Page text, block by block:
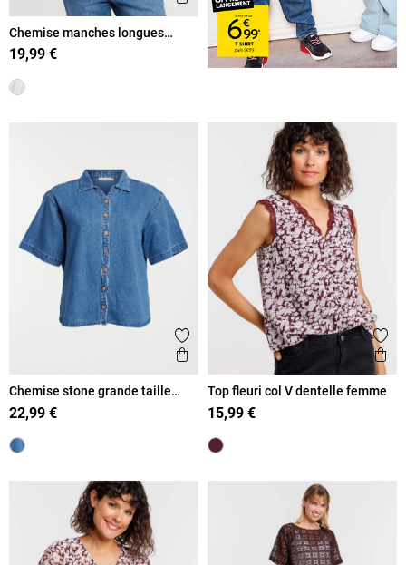
Chemise manches longues
rayée femme
19,99 €
Ajouter aux favoris
Aperçu rapide
Chemise stone grande taille
femme
22,99 €
Top fleuri col V dentelle femme
15,99 €